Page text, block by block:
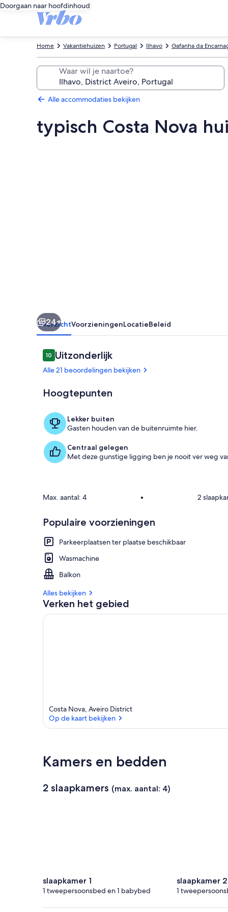
Doorgaan naar hoofdinhoud
Gafanha da
Ilhavo
Portugal
Vakantiehuizen
Home
Waar wil je naartoe?
Alle accommodaties bekijken
typisch Costa Nova
24+
OverzichtVoorzieningenLocatieBeleid
Beoordelingen
1010 op 10 –
Uitzonderlijk
Alle 21 beoordelingen bekijken
Hoogtepunten
Lekker buiten
Gasten houden van de buitenruimte hier.
Centraal gelegen
Met deze gunstige ligging ben je nooit ver weg
Max. aantal: 4 • 2
Populaire voorzieningen
Parkeerplaatsen ter plaatse beschikbaar
Wasmachine
Balkon
Alles bekijken
Verken het gebied
Costa Nova, Aveiro District
Op de kaart bekijken
Kamers en bedden
2 slaapkamers (max. aantal: 4)
slaapkamer 1
1 tweepersoonsbed en 1 babybed
slaapkamer 2
1